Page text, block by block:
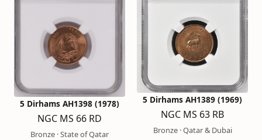
5 Dirhams AH1398 (1978)
NGC MS 66 RD
Bronze · State of Qatar
5 Dirhams AH1389 (1969)
NGC MS 63 RB
Bronze · Qatar & Dubai